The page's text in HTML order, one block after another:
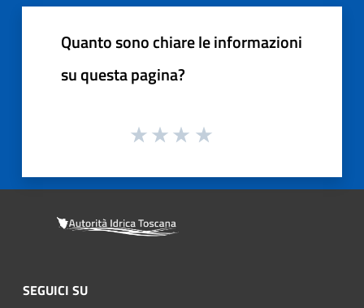
Quanto sono chiare le informazioni
su questa pagina?
SEGUICI SU